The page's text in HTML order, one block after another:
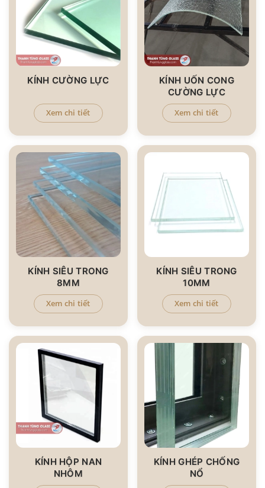
KÍNH CƯỜNG LỰC
Xem chi tiết
KÍNH UỐN CONG
CƯỜNG LỰC
Xem chi tiết
KÍNH SIÊU TRONG
8MM
Xem chi tiết
KÍNH SIÊU TRONG
10MM
Xem chi tiết
KÍNH HỘP NAN
NHÔM
KÍNH GHÉP CHỐNG
NỔ